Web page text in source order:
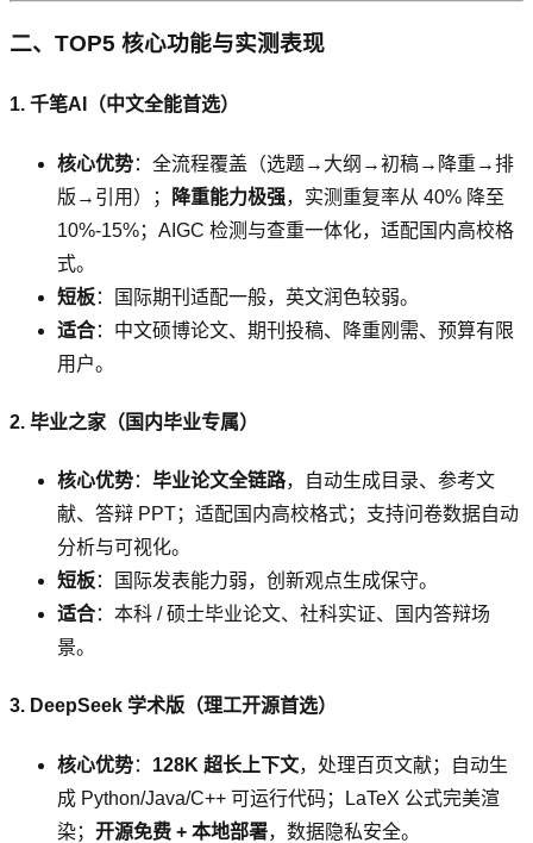
二、TOP5 核心功能与实测表现
1. 千笔AI（中文全能首选）
核心优势：全流程覆盖（选题→大纲→初稿→降重→排
版→引用）；
降重能力极强，实测重复率从 40% 降至
10%-15%；AIGC 检测与查重一体化，适配国内高校格
式。
短板：国际期刊适配一般，英文润色较弱。
适合：中文硕博论文、期刊投稿、降重刚需、预算有限
用户。
2. 毕业之家（国内毕业专属）
核心优势： 毕业论文全链路，自动生成目录、参考文
献、答辩 PPT；适配国内高校格式；支持问卷数据自动
分析与可视化。
短板：国际发表能力弱，创新观点生成保守。
适合：本科 / 硕士毕业论文、社科实证、国内答辩场
景。
3. DeepSeek 学术版（理工开源首选）
核心优势： 128K 超长上下文，处理百页文献；自动生
成 Python/Java/C++ 可运行代码；LaTeX 公式完美渲
染； 开源免费 + 本地部署，数据隐私安全。